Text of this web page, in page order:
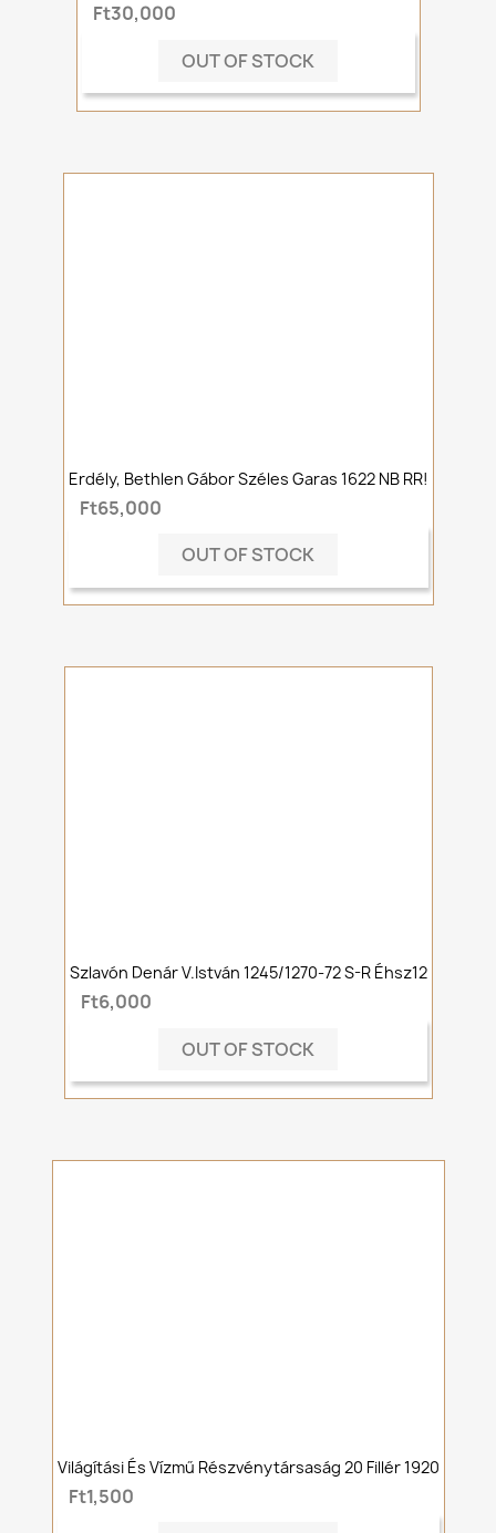
Ft30,000
OUT OF STOCK
Erdély, Bethlen Gábor Széles Garas 1622 NB RR!
Ft65,000
OUT OF STOCK
Szlavón Denár V.István 1245/1270-72 S-R Éhsz12
Ft6,000
OUT OF STOCK
Világítási És Vízmű Részvénytársaság 20 Fillér 1920
Ft1,500